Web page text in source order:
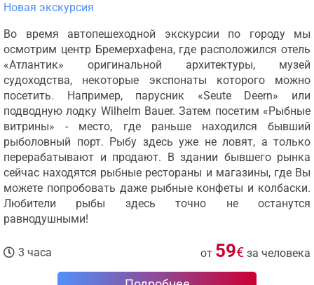
Новая экскурсия
Во время автопешеходной экскурсии по городу мы
осмотрим центр Бремерхафена, где расположился отель
«Атлантик» оригинальной архитектуры, музей
судоходства, некоторые экспонаты которого можно
посетить. Например, парусник «Seute Deern» или
подводную лодку Wilhelm Bauer. Затем посетим «Рыбные
витрины» - место, где раньше находился бывший
рыболовный порт. Рыбу здесь уже не ловят, а только
перерабатывают и продают. В здании бывшего рынка
сейчас находятся рыбные рестораны и магазины, где Вы
можете попробовать даже рыбные конфеты и колбаски.
Любители рыбы здесь точно не останутся
равнодушными!
3 часа от 59€ за человека